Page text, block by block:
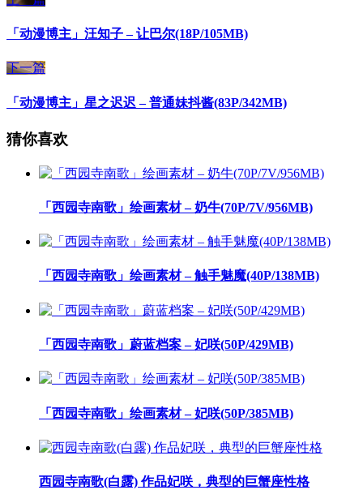
「动漫博主」汪知子 – 让巴尔(18P/105MB)
下一篇
「动漫博主」星之迟迟 – 普通妹抖酱(83P/342MB)
猜你喜欢
「西园寺南歌」绘画素材 – 奶牛(70P/7V/956MB)
「西园寺南歌」绘画素材 – 触手魅魔(40P/138MB)
「西园寺南歌」蔚蓝档案 – 妃咲(50P/429MB)
「西园寺南歌」绘画素材 – 妃咲(50P/385MB)
西园寺南歌(白露) 作品妃咲，典型的巨蟹座性格